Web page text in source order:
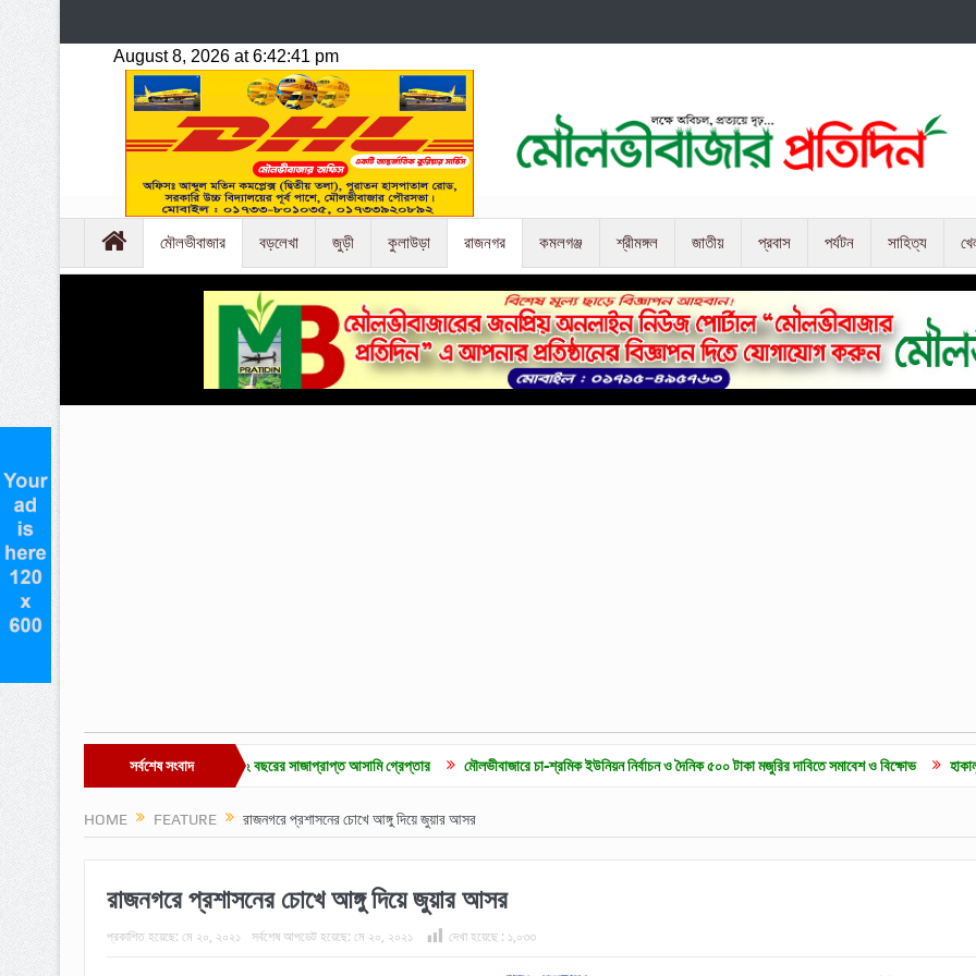
মৌলভীবাজার বড়লেখা জুড়ী কুলাউড়া রাজনগর কমলগঞ্জ শ্রীমঙ্গল জাতীয় প্রবাস পর্যটন সাহিত্য
সর্বশেষ সংবাদ
আরও ১ মাদক মামলার ২ বছরের সাজাপ্রাপ্ত আসামি গ্রেপ্তার মৌলভীবাজারে চা-শ্রমিক ইউনিয়ন নির্বাচন ও দৈনিক ৫০০ টাকা মজুরির দাবিতে সমাবেশ ও বিক্ষোভ হাকালুকি যুব সাহিত্য
HOME FEATURE রাজনগরে প্রশাসনের চোখে আঙ্গু দিয়ে জুয়ার আসর
রাজনগরে প্রশাসনের চোখে আঙ্গু দিয়ে জুয়ার আসর
প্রকাশিত হয়েছে: মে ২০, ২০২১ সর্বশেষ আপডেট হয়েছে: মে ২০, ২০২১ দেখা হয়েছে : ১,০৩৩